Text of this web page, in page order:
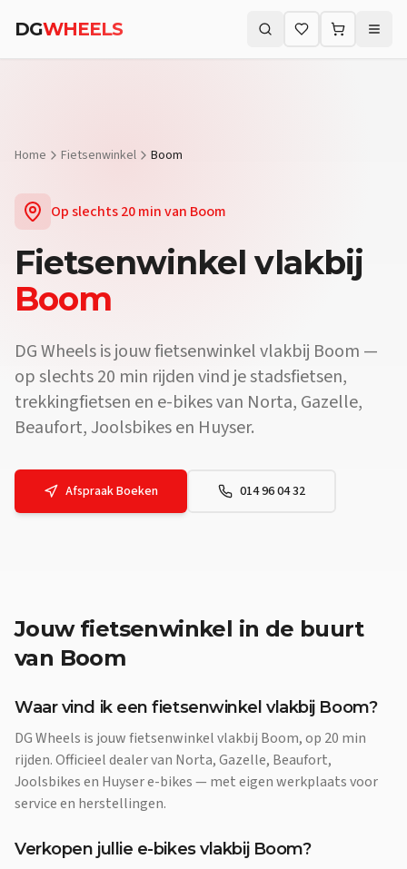
Vraag:Verkopen jullie e-bikes vlakbij Boom? Antwoord:Ja. De
DGWHEELS Zoeken (⌘K)
Home Fietsenwinkel Boom
Op slechts20 minvan Boom
Fietsenwinkel vlakbij
Boom
DG Wheels is jouw fietsenwinkel vlakbij Boom —
op slechts 20 min rijden vind je stadsfietsen,
trekkingfietsen en e-bikes van Norta, Gazelle,
Beaufort, Joolsbikes en Huyser.
Afspraak Boeken 014 96 04 32
Jouw fietsenwinkel in de buurt
van Boom
Waar vind ik een fietsenwinkel vlakbij Boom?
DG Wheels is jouw fietsenwinkel vlakbij Boom, op 20 min
rijden. Officieel dealer van Norta, Gazelle, Beaufort,
Joolsbikes en Huyser e-bikes — met eigen werkplaats voor
service en herstellingen.
Verkopen jullie e-bikes vlakbij Boom?